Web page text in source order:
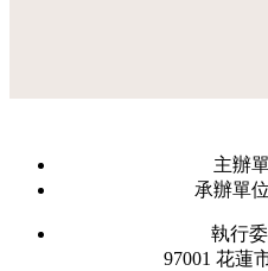
主辦
承辦單
執行
97001 花蓮